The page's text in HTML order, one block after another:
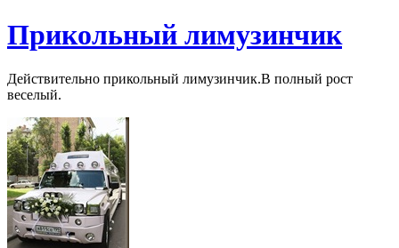
Прикольный лимузинчик
Действительно прикольный лимузинчик.В полный рост
веселый.